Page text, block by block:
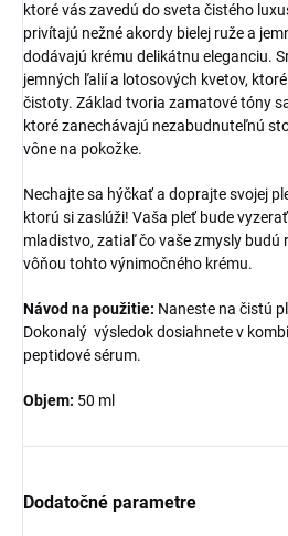
ktoré vás zavedú do sveta čistého
privítajú nežné akordy bielej ruže a
dodávajú krému delikátnu eleganciu.
jemných ľalií a lotosových kvetov,
čistoty. Základ tvoria zamatové tóny
ktoré zanechávajú nezabudnuteľnú
vône na pokožke.
Nechajte sa hýčkať a doprajte svojej
ktorú si zaslúži! Vaša pleť bude
mladistvo, zatiaľ čo vaše zmysly budú
vôňou tohto výnimočného krému.
Návod na použitie: Naneste na čistú
Dokonalý výsledok dosiahnete v
peptidové sérum.
Objem: 50 ml
Dodatočné parametre